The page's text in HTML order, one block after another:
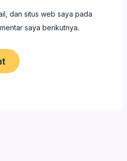
dan situs web saya pada
saya berikutnya.